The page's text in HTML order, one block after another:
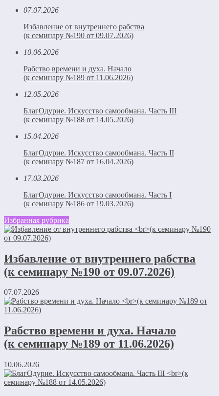
07.07.2026
Избавление от внутреннего рабства
(к семинару №190 от 09.07.2026)
10.06.2026
Рабство времени и духа. Начало
(к семинару №189 от 11.06.2026)
12.05.2026
БлагОдурие. Искусство самообмана. Часть III
(к семинару №188 от 14.05.2026)
15.04.2026
БлагОдурие. Искусство самообмана. Часть II
(к семинару №187 от 16.04.2026)
17.03.2026
БлагОдурие. Искусство самообмана. Часть I
(к семинару №186 от 19.03.2026)
Избранная рубрика
Избавление от внутреннего рабства
(к семинару №190 от 09.07.2026)
07.07.2026
Рабство времени и духа. Начало
(к семинару №189 от 11.06.2026)
10.06.2026